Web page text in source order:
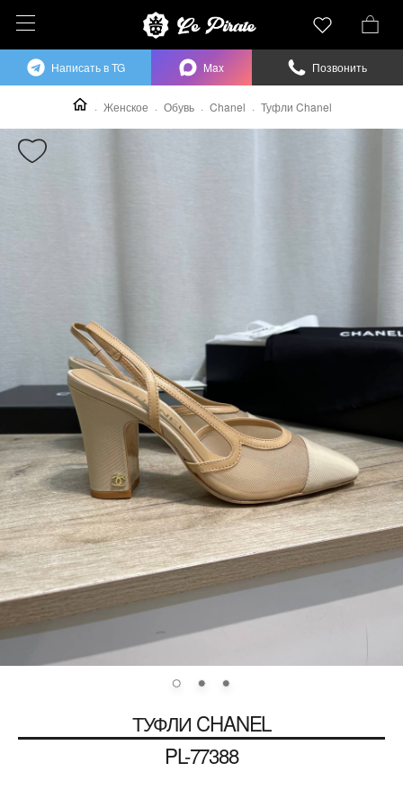
Женское Обувь Chanel Туфли Chanel
ТУФЛИ CHANEL
PL-77388
Написать в TG Max Позвонить